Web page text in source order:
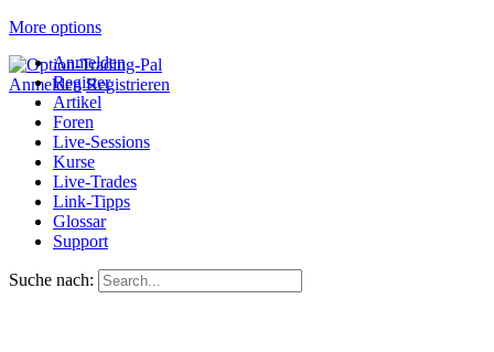
More options
Anmelden Registrieren
Anmelden
Register
Artikel
Foren
Live-Sessions
Kurse
Live-Trades
Link-Tipps
Glossar
Support
Suche nach: